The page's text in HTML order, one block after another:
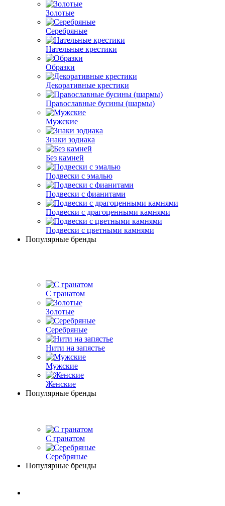
Золотые
Серебряные
Нательные крестики
Образки
Декоративные крестики
Православные бусины (шармы)
Мужские
Знаки зодиака
Без камней
Подвески с эмалью
Подвески с фианитами
Подвески с драгоценными камнями
Подвески с цветными камнями
Популярные бренды
С гранатом
Золотые
Серебряные
Нити на запястье
Мужские
Женские
Популярные бренды
С гранатом
Серебряные
Популярные бренды